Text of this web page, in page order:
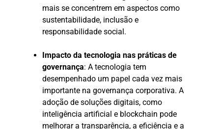
mais se concentrem em aspectos como
sustentabilidade, inclusão e
responsabilidade social.
Impacto da tecnologia nas práticas de
governança: A tecnologia tem
desempenhado um papel cada vez mais
importante na governança corporativa. A
adoção de soluções digitais, como
inteligência artificial e blockchain pode
melhorar a transparência, a eficiência e a